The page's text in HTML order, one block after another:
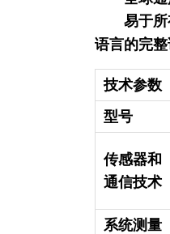
易于所有
语言的完
技术参数
型号
传感器和
通信技术
系统测量